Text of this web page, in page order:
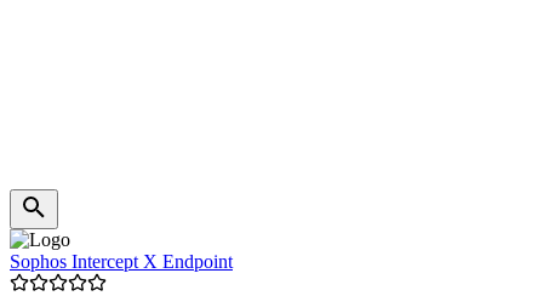
Sophos Intercept X Endpoint